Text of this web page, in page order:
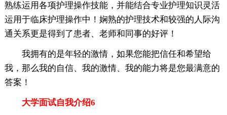
熟练运用各项护理操作技能，并能结合专业护理知识灵活
运用于临床护理操作中！娴熟的护理技术和较强的人际沟
通关系更是得到了患者、老师和同事的好评！
我拥有的是年轻的激情，如果您能把信任和希望给
我，那么我的自信、我的激情、我的能力将是您最满意的
答案！
大学面试自我介绍6